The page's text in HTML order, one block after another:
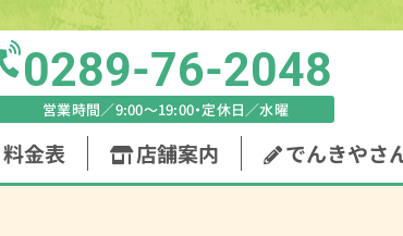
0289-76-2048
営業時間／9:00〜19:00・定休日／水曜
料金表 店舗案内 でんきやさ